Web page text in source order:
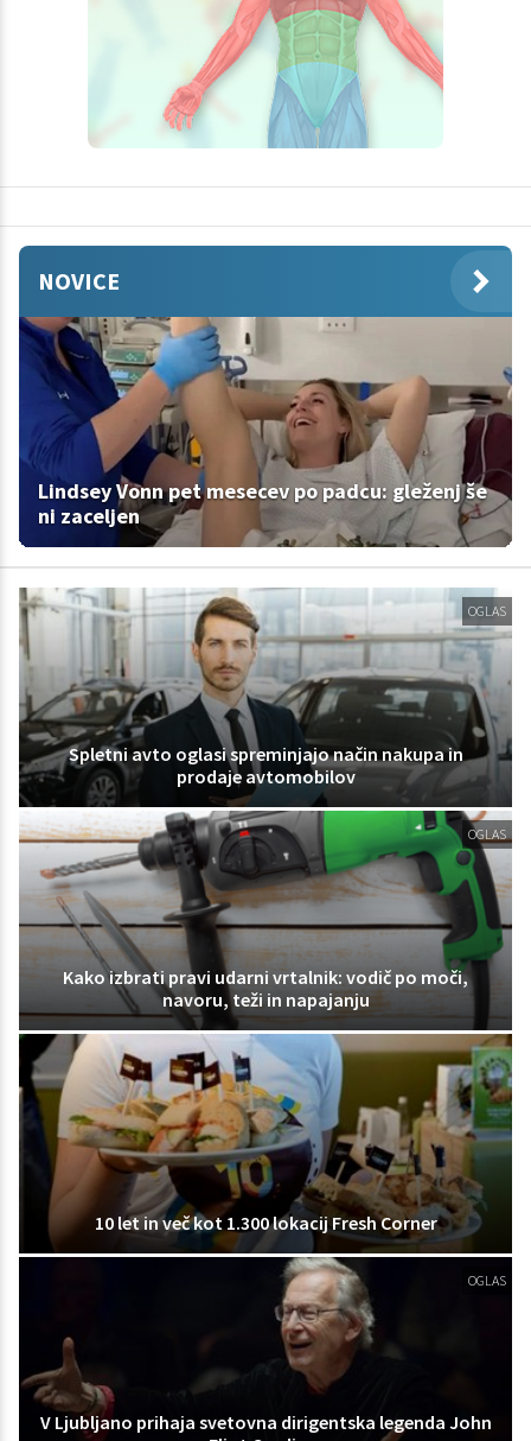
NOVICE
Lindsey Vonn pet mesecev po padcu: gleženj še
ni zaceljen
OGLAS
Spletni avto oglasi spreminjajo način nakupa in
prodaje avtomobilov
OGLAS
Kako izbrati pravi udarni vrtalnik: vodič po moči,
navoru, teži in napajanju
10 let in več kot 1.300 lokacij Fresh Corner
OGLAS
V Ljubljano prihaja svetovna dirigentska legenda John